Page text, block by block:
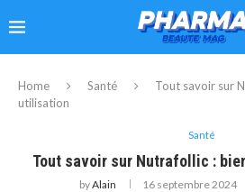
Home Santé
Tout savoir sur
utilisation
Santé
Tout savoir sur Nutrafollic :
byAlain 16 septembre 2024